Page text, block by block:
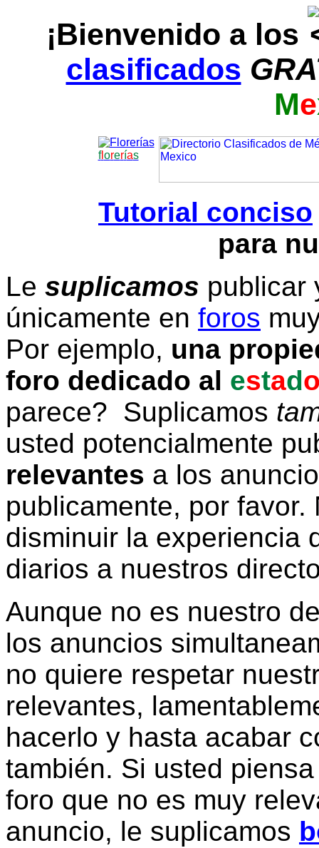
¡Bienvenido a los
clasificados
Me
florerías
Tutorial conciso
para
Le suplicamos publicar
únicamente en foros
Por ejemplo, una
foro dedicado al estad
parece? Suplicamos
usted potencialmente
relevantes a los
publicamente, por
disminuir la experiencia
diarios a nuestros
Aunque no es nuestro
los anuncios
no quiere respetar
relevantes,
hacerlo y hasta acabar
también. Si usted
foro que no es muy
anuncio, le suplicamos